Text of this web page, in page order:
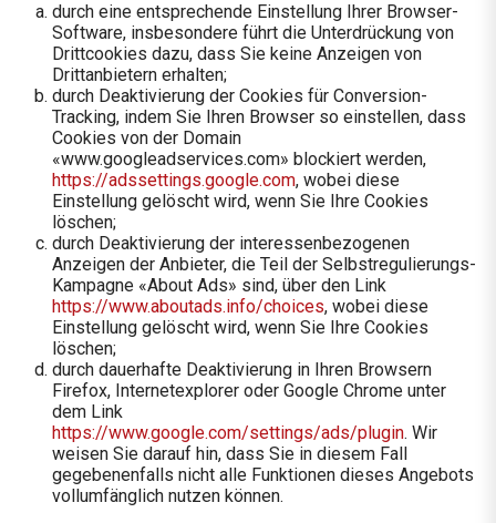
durch eine entsprechende Einstellung Ihrer Browser-
Software, insbesondere führt die Unterdrückung von
Drittcookies dazu, dass Sie keine Anzeigen von
Drittanbietern erhalten;
durch Deaktivierung der Cookies für Conversion-
Tracking, indem Sie Ihren Browser so einstellen, dass
Cookies von der Domain
«www.googleadservices.com» blockiert werden,
https://adssettings.google.com, wobei diese
Einstellung gelöscht wird, wenn Sie Ihre Cookies
löschen;
durch Deaktivierung der interessenbezogenen
Anzeigen der Anbieter, die Teil der Selbstregulierungs-
Kampagne «About Ads» sind, über den Link
https://www.aboutads.info/choices, wobei diese
Einstellung gelöscht wird, wenn Sie Ihre Cookies
löschen;
durch dauerhafte Deaktivierung in Ihren Browsern
Firefox, Internetexplorer oder Google Chrome unter
dem Link
https://www.google.com/settings/ads/plugin. Wir
weisen Sie darauf hin, dass Sie in diesem Fall
gegebenenfalls nicht alle Funktionen dieses Angebots
vollumfänglich nutzen können.